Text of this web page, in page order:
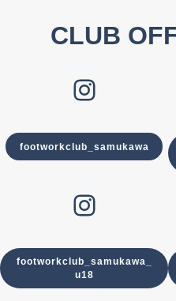
CLUB
Instagram
footworkclub_samukawa
Instagram
footworkclub_samukawa_
u18